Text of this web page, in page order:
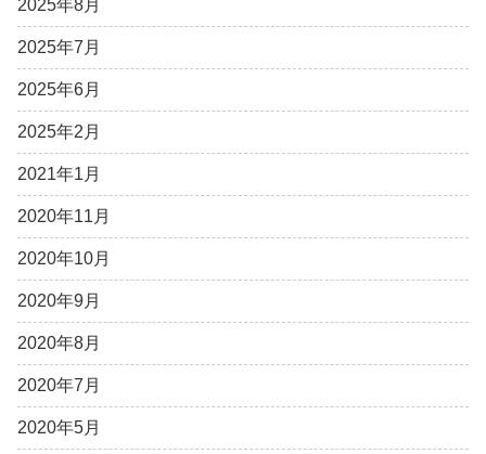
2025年8月
2025年7月
2025年6月
2025年2月
2021年1月
2020年11月
2020年10月
2020年9月
2020年8月
2020年7月
2020年5月